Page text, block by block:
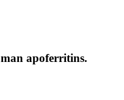
apoferritins.